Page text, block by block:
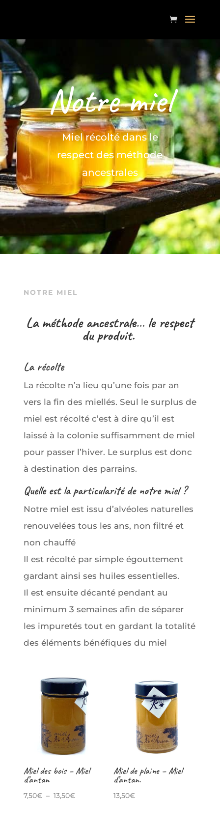
Notre miel
Miel récolté dans le
respect des méthode
ancestrales
NOTRE MIEL
La méthode ancestrale… le respect
du produit.
La récolte
La récolte n’a lieu qu’une fois par an
vers la fin des miellés. Seul le surplus de
miel est récolté c’est à dire qu’il est
laissé à la colonie suffisamment de miel
pour passer l’hiver. Le surplus est donc
à destination des parrains.
Quelle est la particularité de notre miel ?
Notre miel est issu d’alvéoles naturelles
renouvelées tous les ans, non filtré et
non chauffé
Il est récolté par simple égouttement
gardant ainsi ses huiles essentielles.
Il est ensuite décanté pendant au
minimum 3 semaines afin de séparer
les impuretés tout en gardant la totalité
des éléments bénéfiques du miel
Miel des bois – Miel
d’antan
7,50€ – 13,50€Plage
Miel de plaine – Miel
d’antan.
13,50€